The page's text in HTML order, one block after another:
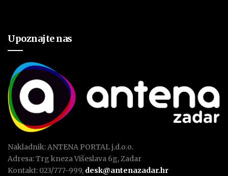
Upoznajte nas
Nakladnik: ANTENA PORTAL j.d.o.o.
Adresa: Trg kneza Višeslava 6g, Zadar
Kontakt: 023/777-999, desk@antenazadar.hr